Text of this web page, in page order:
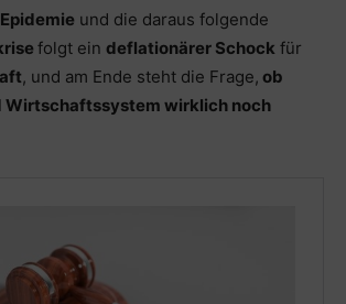
und die daraus folgende
folgt ein deflationärer Schock für
, und am Ende steht die Frage, ob
Wirtschaftssystem wirklich noch